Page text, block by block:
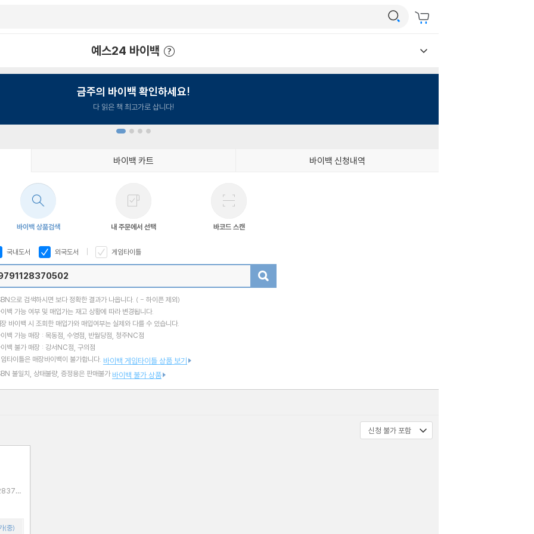
예스24 바이백
금주의 바이백 확인하세요!
다 읽은 책 최고가로 삽니다!
바이백 카트 바이백 신청내역
바이백 상품검색 내 주문에서 선택 바코드 스캔
국내도서 외국도서 게임타이틀
으로 검색하시면 보다 정확한 결과가 나옵니다. ( - 하이픈 제외)
백 가능 여부 및 매입가는 재고 상황에 따라 변경됩니다.
바이백 시 조회한 매입가와 매입여부는 실제와 다를 수 있습니다.
백 가능 매장 : 목동점, 수영점, 반월당점, 청주NC점
백 불가 매장 : 강서NC점, 구의점
타이틀은 매장바이백이 불가합니다. 바이백 게임타이틀 상품 보기
불일치, 상태불량, 증정용은 판매불가 바이백 불가 상품
(중)